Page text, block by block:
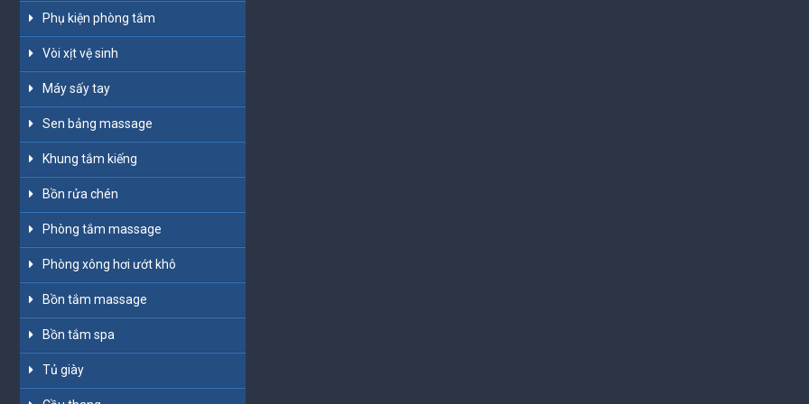
Phụ kiện phòng tắm
Vòi xịt vệ sinh
Máy sấy tay
Sen bảng massage
Khung tắm kiếng
Bồn rửa chén
Phòng tắm massage
Phòng xông hơi ướt khô
Bồn tắm massage
Bồn tắm spa
Tủ giày